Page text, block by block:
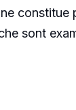
sont